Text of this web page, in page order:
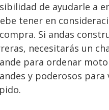
de ayudarle a
tener en
Si andas
necesitarás un
para ordenar
y poderosos para